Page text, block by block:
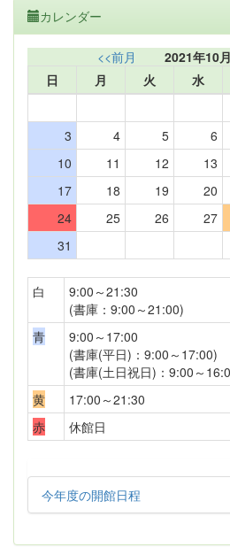
カレンダー
<<前月 2021年10月
日
月 火 水
3
4 5 6
10
11 12 13
17
18 19 20
24
25 26 27
31
白
9:00～21:30
(書庫：9:00～21:00)
青
9:00～17:00
(書庫(平日)：9:00～17:00)
(書庫(土日祝日)：9:00～
黄
17:00～21:30
赤
休館日
今年度の開館日程